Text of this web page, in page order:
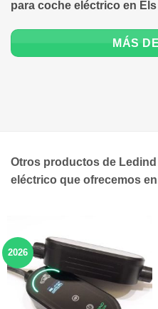
para coche eléctrico en
MÁS
Otros productos de
eléctrico que ofrecemos
2026